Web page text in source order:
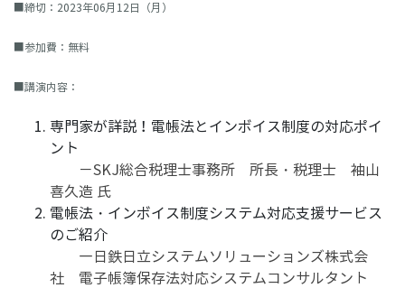
■締切： 2023年06月12日（月）
■参加費：無料
■講演内容：
専門家が詳説！電帳法とインボイス制度の対応ポイ
ント
－SKJ総合税理士事務所 所長・税理士 袖山
喜久造 氏
電帳法・インボイス制度システム対応支援サービス
のご紹介
―日鉄日立システムソリューションズ株式会
社 電子帳簿保存法対応システムコンサルタント